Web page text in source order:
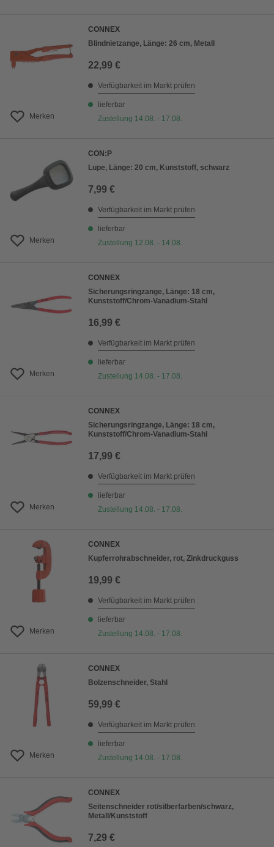
Merken
CONNEX
Blindnietzange, Länge: 26 cm, Metall
22,99 €
Verfügbarkeit im Markt prüfen
lieferbar
Zustellung 14.08. - 17.08.
Merken
CON:P
Lupe, Länge: 20 cm, Kunststoff, schwarz
7,99 €
Verfügbarkeit im Markt prüfen
lieferbar
Zustellung 12.08. - 14.08.
Merken
CONNEX
Sicherungsringzange, Länge: 18 cm,
Kunststoff/Chrom-Vanadium-Stahl
16,99 €
Verfügbarkeit im Markt prüfen
lieferbar
Zustellung 14.08. - 17.08.
Merken
CONNEX
Sicherungsringzange, Länge: 18 cm,
Kunststoff/Chrom-Vanadium-Stahl
17,99 €
Verfügbarkeit im Markt prüfen
lieferbar
Zustellung 14.08. - 17.08.
Merken
CONNEX
Kupferrohrabschneider, rot, Zinkdruckguss
19,99 €
Verfügbarkeit im Markt prüfen
lieferbar
Zustellung 14.08. - 17.08.
Merken
CONNEX
Bolzenschneider, Stahl
59,99 €
Verfügbarkeit im Markt prüfen
lieferbar
Zustellung 14.08. - 17.08.
CONNEX
Seitenschneider rot/silberfarben/schwarz,
Metall/Kunststoff
7,29 €